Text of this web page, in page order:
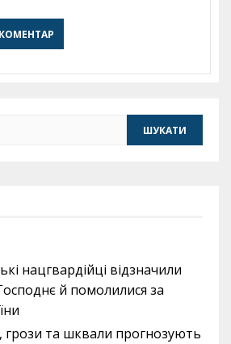
нацгвардійці відзначили
й помолилися за
та шквали прогнозують